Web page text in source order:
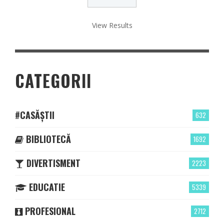
View Results
CATEGORII
632
#CASĂȘTII
1692
BIBLIOTECĂ
2223
DIVERTISMENT
5339
EDUCATIE
2712
PROFESIONAL